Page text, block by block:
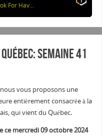
Dr Voy: Look For Haven Jingle
semaine 41
vous proposons une
entièrement consacrée à la
qui vient du Québec.
ce mercredi 09 octobre 2024